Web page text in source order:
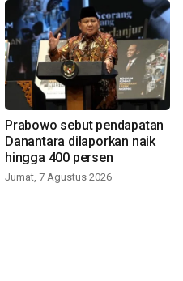
Prabowo sebut pendapatan
Danantara dilaporkan naik
hingga 400 persen
Jumat, 7 Agustus 2026